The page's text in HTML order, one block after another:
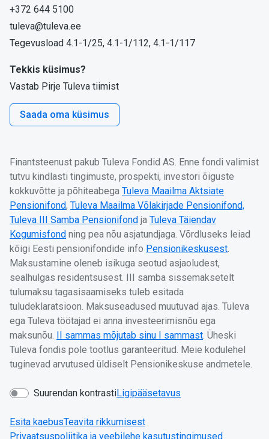
+372 644 5100
tuleva@tuleva.ee
Tegevusload 4.1-1/25, 4.1-1/112, 4.1-1/117
Tekkis küsimus?
Vastab Pirje Tuleva tiimist
Saada oma küsimus
Finantsteenust pakub Tuleva Fondid AS. Enne fondi valimist
tutvu kindlasti tingimuste, prospekti, investori õiguste
kokkuvõtte ja põhiteabega Tuleva Maailma Aktsiate
Pensionifond, Tuleva Maailma Võlakirjade Pensionifond,
Tuleva III Samba Pensionifond ja Tuleva Täiendav
Kogumisfond ning pea nõu asjatundjaga. Võrdluseks leiad
kõigi Eesti pensionifondide info Pensionikeskusest.
Maksustamine oleneb isikuga seotud asjaoludest,
sealhulgas residentsusest. III samba sissemaksetelt
tulumaksu tagasisaamiseks tuleb esitada
tuludeklaratsioon. Maksuseadused muutuvad ajas. Tuleva
ega Tuleva töötajad ei anna investeerimisnõu ega
maksunõu. II sammas mõjutab sinu I sammast. Üheski
Tuleva fondis pole tootlus garanteeritud. Meie kodulehel
tuginevad arvutused üldiselt Pensionikeskuse andmetele.
Suurendan kontrastiLigipääsetavus
Esita kaebusTeavita rikkumisest
Privaatsuspoliitika ja veebilehe kasutustingimused